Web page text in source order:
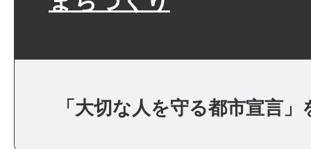
「大切な人を守る都市宣言